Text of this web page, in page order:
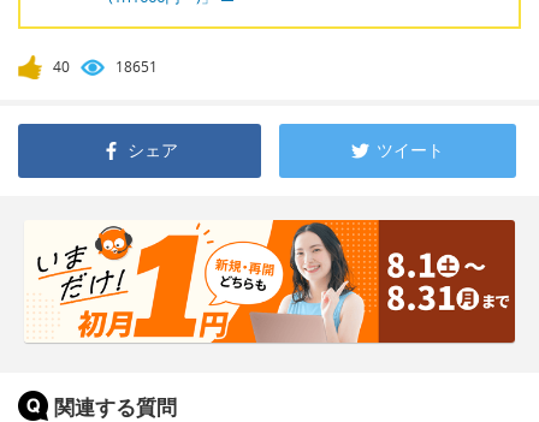
40 18651
シェア ツイート
関連する質問